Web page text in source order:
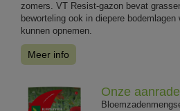
zomers. VT Resist-gazon bevat
beworteling ook in diepere
kunnen opnemen.
Meer info
Onze